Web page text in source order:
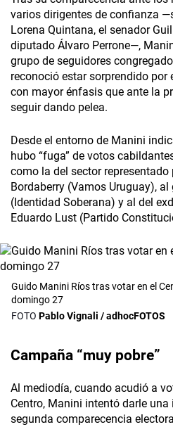
varios dirigentes de confianza
Lorena Quintana, el senador
diputado Álvaro Perrone—,
grupo de seguidores
reconoció estar sorprendido por
con mayor énfasis que ante la
seguir dando pelea.
Desde el entorno de Manini
hubo “fuga” de votos
como la del sector
Bordaberry (Vamos Uruguay),
(Identidad Soberana) y al del
Eduardo Lust (Partido
Guido Manini Ríos tras votar en el
domingo 27
Pablo Vignali / adhocFOTOS
Campaña “muy pobre”
Al mediodía, cuando acudió a
Centro, Manini intentó darle
segunda comparecencia